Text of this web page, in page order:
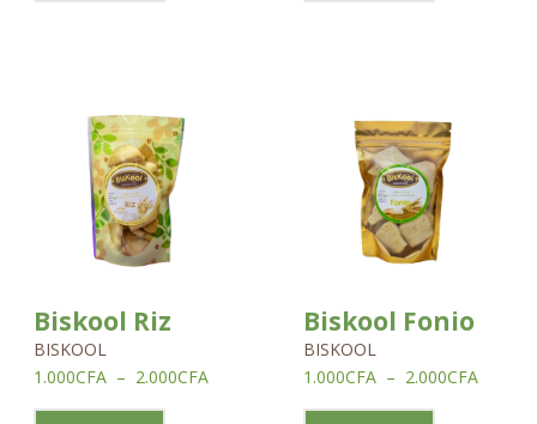
Biskool Riz
BISKOOL
1.000CFA – 2.000CFA
Biskool Fonio
BISKOOL
1.000CFA – 2.000CFA